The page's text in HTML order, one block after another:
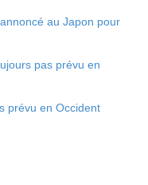
au Japon pour
prévu en Occident